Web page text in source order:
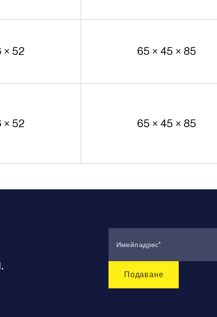
× 52 65 × 45 × 85
× 52 65 × 45 × 85